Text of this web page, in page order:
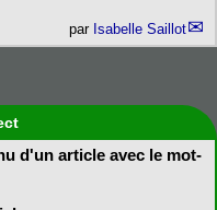
par Isabelle Saillot
d'un article avec le mot-